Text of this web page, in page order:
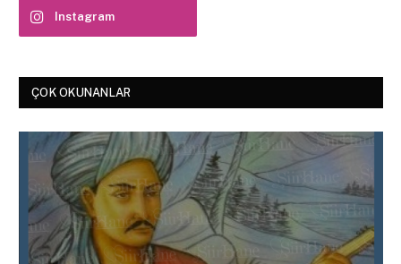
Instagram
ÇOK OKUNANLAR